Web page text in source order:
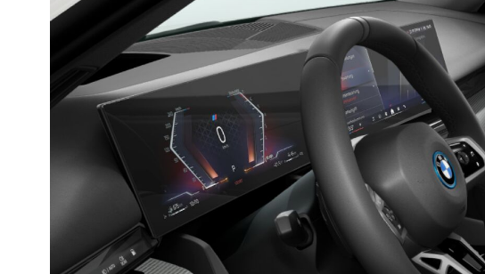
Prevoius